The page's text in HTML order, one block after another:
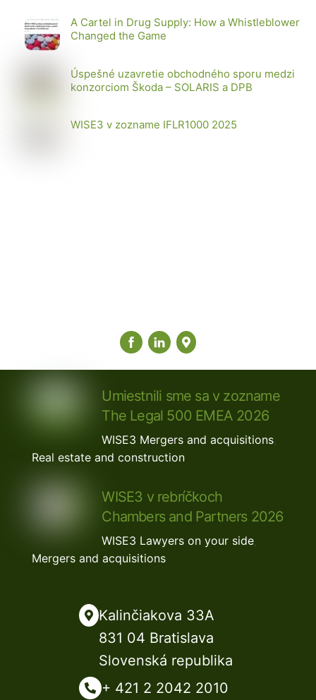
A Cartel in Drug Supply: How a Whistleblower
Changed the Game
Úspešné uzavretie obchodného sporu medzi
konzorciom Škoda – SOLARIS a DPB
WISE3 v zozname IFLR1000 2025
Umiestnili sme sa v zozname
The Legal 500 EMEA 2026
WISE3 Mergers and acquisitions
Real estate and construction
WISE3 v rebríčkoch
Chambers and Partners 2026
WISE3 Lawyers on your side,
Mergers and acquisitions
Kalinčiakova 33A
831 04 Bratislava
Slovenská republika
+ 421 2 2042 2010